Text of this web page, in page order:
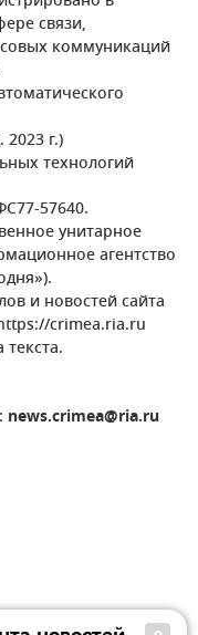
связи,
коммуникаций
г.)
технологий
57640.
унитарное
агентство
и новостей сайта
crimea.ria.ru
news.crimea@ria.ru